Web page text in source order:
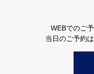
WEBでのご
当日のご予約